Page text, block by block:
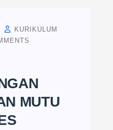
KURIKULUM
MUTU